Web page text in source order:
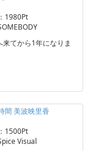
1980Pt
来てから1年になりま
間 美波映里香
1500Pt
Visual